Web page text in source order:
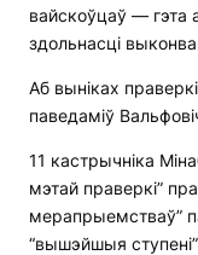
вайскоўцаў — гэта
здольнасці
Аб выніках
паведаміў
11 кастрычніка
мэтай праверкі”
мерапрыемстваў”
“вышэйшыя